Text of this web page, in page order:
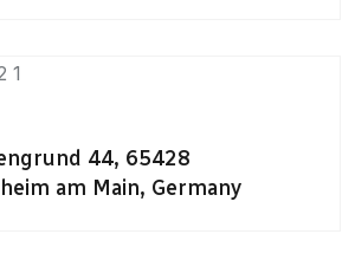
44, 65428
am Main, Germany